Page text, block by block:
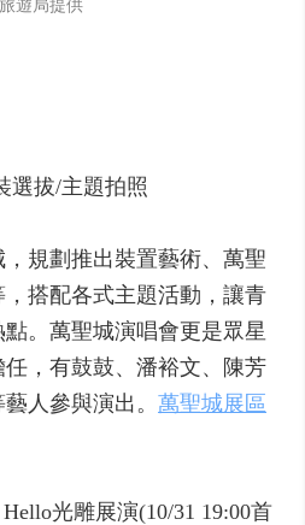
遊局提供
選拔/主題拍照
規劃推出裝置藝術、萬聖
搭配各式主題活動，讓青
。萬聖城演唱會更是眾星
，有鼓鼓、潘裕文、陳芳
人參與演出。 萬聖城展區
光雕展演(10/31 19:00首